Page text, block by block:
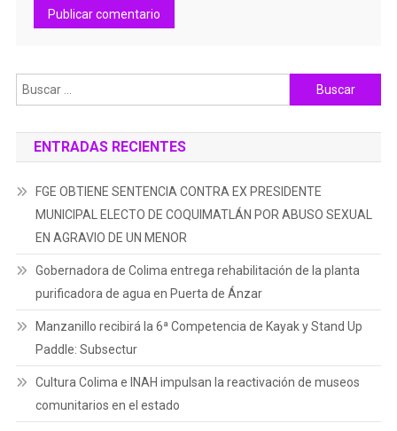
Buscar:
ENTRADAS RECIENTES
FGE OBTIENE SENTENCIA CONTRA EX PRESIDENTE
MUNICIPAL ELECTO DE COQUIMATLÁN POR ABUSO SEXUAL
EN AGRAVIO DE UN MENOR
Gobernadora de Colima entrega rehabilitación de la planta
purificadora de agua en Puerta de Ánzar
Manzanillo recibirá la 6ª Competencia de Kayak y Stand Up
Paddle: Subsectur
Cultura Colima e INAH impulsan la reactivación de museos
comunitarios en el estado